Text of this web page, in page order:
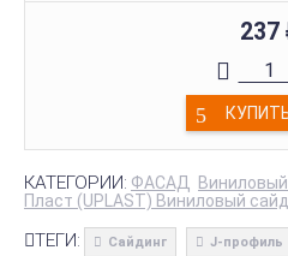
237
КАТЕГОРИИ: ФАСАД
Пласт (UPLAST) Виниловый
ТЕГИ: Сайдинг J-профиль